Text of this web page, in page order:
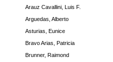
Arauz Cavallini, Luis F.
Arguedas, Alberto
Asturias, Eunice
Bravo Arias, Patricia
Brunner, Raimond